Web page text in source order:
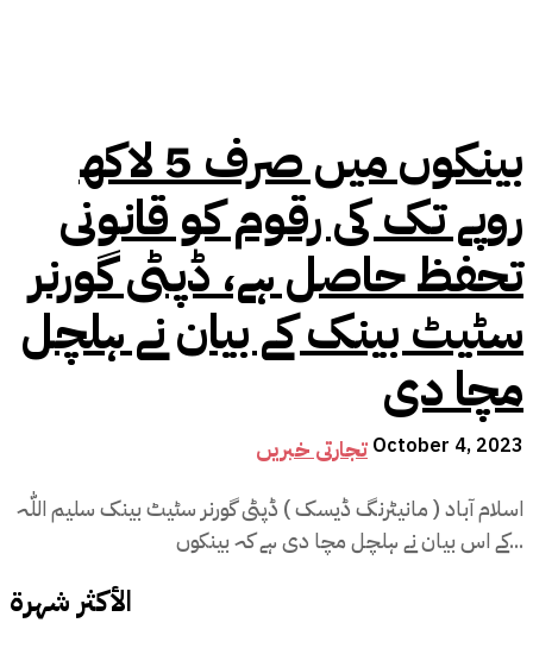
بینکوں میں صرف 5 لاکھ
روپے تک کی رقوم کو قانونی
تحفظ حاصل ہے، ڈپٹی گورنر
سٹیٹ بینک کے بیان نے ہلچل
مچا دی
تجارتی خبریں October 4, 2023
اسلام آباد ( مانیٹرنگ ڈیسک ) ڈپٹی گورنر سٹیٹ بینک سلیم اللّٰہ
کے اس بیان نے ہلچل مچا دی ہے کہ بینکوں...
الأكثر شهرة